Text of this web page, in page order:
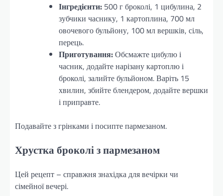
Інгредієнти: 500 г броколі, 1 цибулина, 2
зубчики часнику, 1 картоплина, 700 мл
овочевого бульйону, 100 мл вершків, сіль,
перець.
Приготування:Обсмажте цибулю і
часник, додайте нарізану картоплю і
броколі, залийте бульйоном. Варіть 15
хвилин, збийте блендером, додайте вершки
і приправте.
Подавайте з грінками і посипте пармезаном.
Хрустка броколі з пармезаном
Цей рецепт – справжня знахідка для вечірки чи
сімейної вечері.